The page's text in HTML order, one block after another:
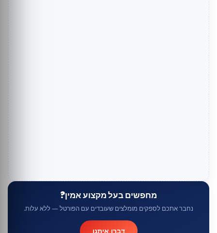
מחפשים בעל מקצוע אמין?
נחבר אתכם לספקים מומלצים שעובדים עם הפורטל — ללא עלות.
דברו איתנו